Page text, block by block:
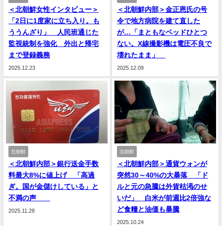
＜北朝鮮女性インタビュー＞
「2日に1度家に立ち入り。も
ううんざり」 人民班通じた
監視統制を強化 外出と帰宅
まで登録義務
2025.12.23
＜北朝鮮内部＞金正恩氏の号
令で地方病院を建て直した
が…「まともなベッドひとつ
ない。X線撮影機は電圧不良で
壊れたまま」
2025.12.09
北朝鮮
＜北朝鮮内部＞銀行送金手数
料最大8%に値上げ 「高過
ぎ。国が金儲けしている」と
不満の声
2025.11.28
北朝鮮
＜北朝鮮内部＞通貨ウォンが
突然30～40%の大暴落 「ド
ルと元の急騰は外貨枯渇のせ
いだ」 白米が前週比2倍強な
ど食糧と油価も暴騰
2025.10.24